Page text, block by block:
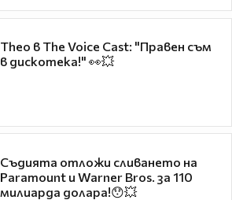
Theo в The Voice Cast: "Правен съм
в дискотека!" 👀💥
Съдията отложи сливането на
Paramount и Warner Bros. за 110
милиарда долара!😯💥